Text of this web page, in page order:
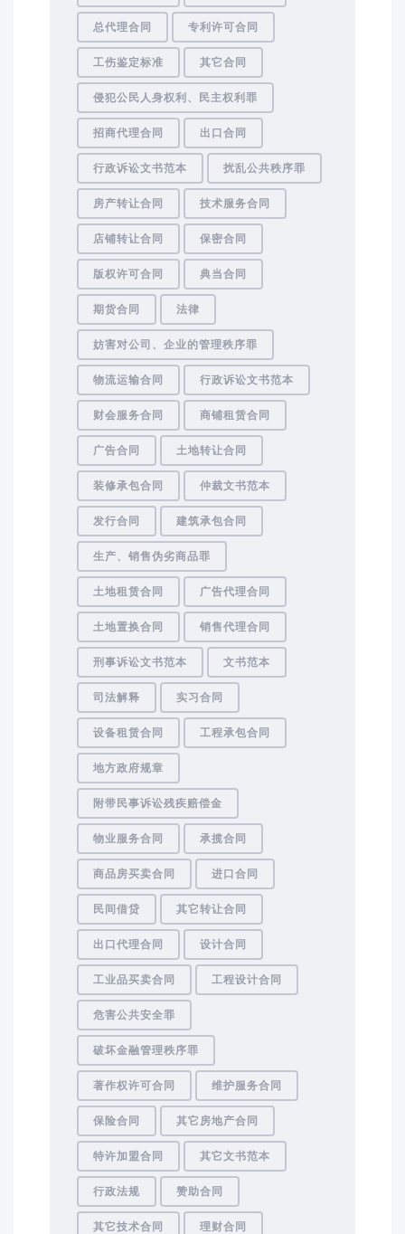
总代理合同 专利许可合同
工伤鉴定标准 其它合同
侵犯公民人身权利、民主权利罪
招商代理合同 出口合同
行政诉讼文书范本 扰乱公共秩序罪
房产转让合同 技术服务合同
店铺转让合同 保密合同
版权许可合同 典当合同
期货合同 法律
妨害对公司、企业的管理秩序罪
物流运输合同 行政诉讼文书范本
财会服务合同 商铺租赁合同
广告合同 土地转让合同
装修承包合同 仲裁文书范本
发行合同 建筑承包合同
生产、销售伪劣商品罪
土地租赁合同 广告代理合同
土地置换合同 销售代理合同
刑事诉讼文书范本 文书范本
司法解释 实习合同
设备租赁合同 工程承包合同
地方政府规章
附带民事诉讼残疾赔偿金
物业服务合同 承揽合同
商品房买卖合同 进口合同
民间借贷 其它转让合同
出口代理合同 设计合同
工业品买卖合同 工程设计合同
危害公共安全罪
破坏金融管理秩序罪
著作权许可合同 维护服务合同
保险合同 其它房地产合同
特许加盟合同 其它文书范本
行政法规 赞助合同
其它技术合同 理财合同